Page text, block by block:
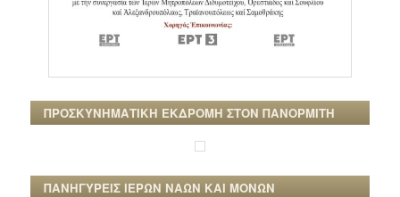
ΠΡΟΣΚΥΝΗΜΑΤΙΚΗ ΕΚΔΡΟΜΗ ΣΤΟΝ ΠΑΝΟΡΜΙΤΗ
ΠΑΝΗΓΥΡΕΙΣ ΙΕΡΩΝ ΝΑΩΝ ΚΑΙ ΜΟΝΩΝ